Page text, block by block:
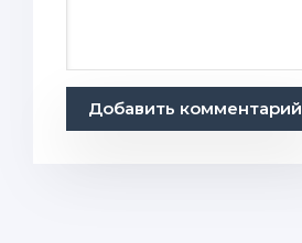
Добавить комментарий